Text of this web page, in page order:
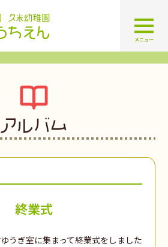
認定こども園 学校法人久米幼
メニュー
アルバム
終業式
うぎ室に集まって終業式をしました